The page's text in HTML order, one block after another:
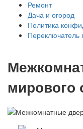
Ремонт
Дача и огород
Политика
Переключатель
мирового